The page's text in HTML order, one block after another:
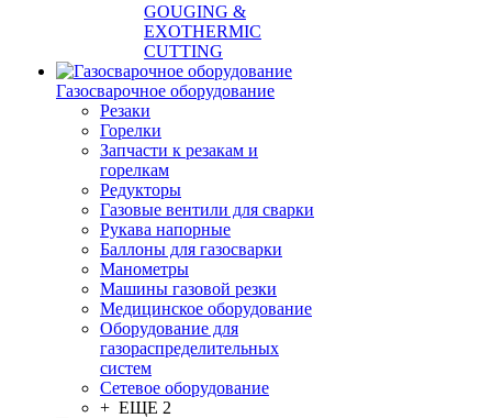
GOUGING &
EXOTHERMIC
CUTTING
Газосварочное оборудование
Резаки
Горелки
Запчасти к резакам и
горелкам
Редукторы
Газовые вентили для сварки
Рукава напорные
Баллоны для газосварки
Манометры
Машины газовой резки
Медицинское оборудование
Оборудование для
газораспределительных
систем
Сетевое оборудование
+ ЕЩЕ 2